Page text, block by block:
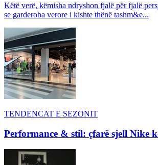
Këtë verë, këmisha ndryshon fjalë për fjalë
se garderoba verore i kishte thënë tashm&e...
TENDENCAT E SEZONIT
Performance & stil: çfarë sjell Nike